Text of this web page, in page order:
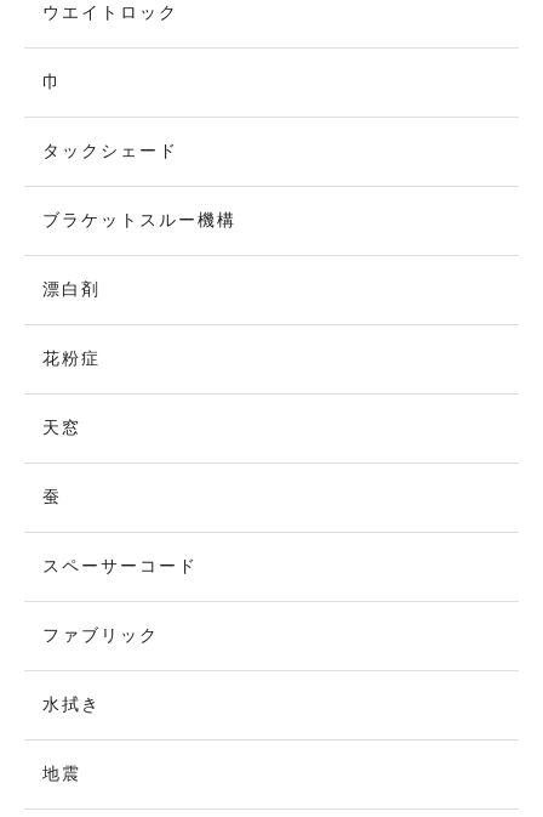
ウエイトロック
巾
タックシェード
ブラケットスルー機構
漂白剤
花粉症
天窓
蚕
スペーサーコード
ファブリック
水拭き
地震